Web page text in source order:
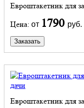
Евроштакетник для
Цена: от 1790 руб.
Заказать
Евроштакетник для